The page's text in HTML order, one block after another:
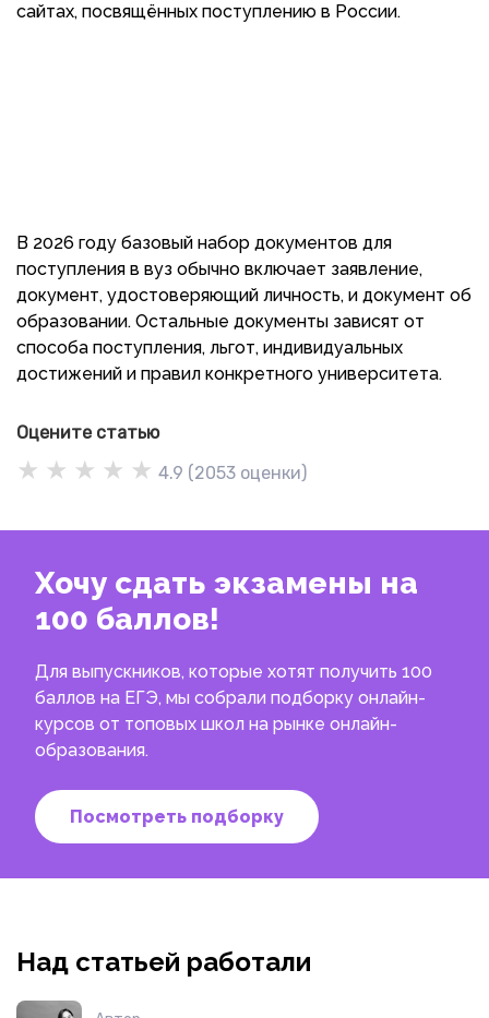
сайтах, посвящённых поступлению в России.
В 2026 году базовый набор документов для
поступления в вуз обычно включает заявление,
документ, удостоверяющий личность, и документ об
образовании. Остальные документы зависят от
способа поступления, льгот, индивидуальных
достижений и правил конкретного университета.
Оцените статью
★ ★ ★ ★ ★ 4.9 ( 2053 оценки)
Хочу сдать экзамены на
100 баллов!
Для выпускников, которые хотят получить 100
баллов на ЕГЭ, мы собрали подборку онлайн-
курсов от топовых школ на рынке онлайн-
образования.
Посмотреть подборку
Над статьей работали